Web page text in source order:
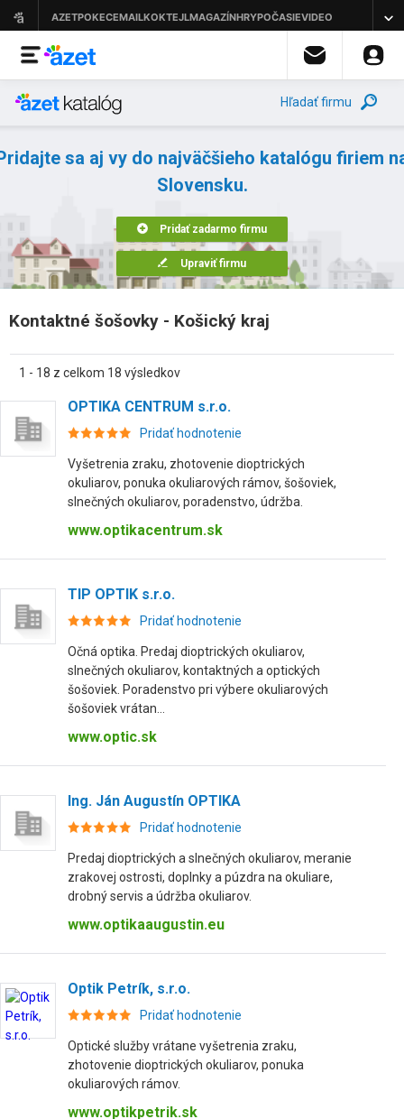
Hľadať firmu
sa aj vy do najväčšieho katalógu firiem
Slovensku.
Pridať zadarmo firmu
Upraviť firmu
Kontaktné šošovky - Košický kraj
1 - 18 z celkom 18 výsledkov
OPTIKA CENTRUM s.r.o.
Pridať hodnotenie
Vyšetrenia zraku, zhotovenie dioptrických
okuliarov, ponuka okuliarových rámov, šošoviek,
slnečných okuliarov, poradenstvo, údržba.
www.optikacentrum.sk
TIP OPTIK s.r.o.
Pridať hodnotenie
Očná optika. Predaj dioptrických okuliarov,
slnečných okuliarov, kontaktných a optických
šošoviek. Poradenstvo pri výbere okuliarových
šošoviek vrátan...
www.optic.sk
Ing. Ján Augustín OPTIKA
Pridať hodnotenie
Predaj dioptrických a slnečných okuliarov, meranie
zrakovej ostrosti, doplnky a púzdra na okuliare,
drobný servis a údržba okuliarov.
www.optikaaugustin.eu
Optik Petrík, s.r.o.
Pridať hodnotenie
Optické služby vrátane vyšetrenia zraku,
zhotovenie dioptrických okuliarov, ponuka
okuliarových rámov.
www.optikpetrik.sk